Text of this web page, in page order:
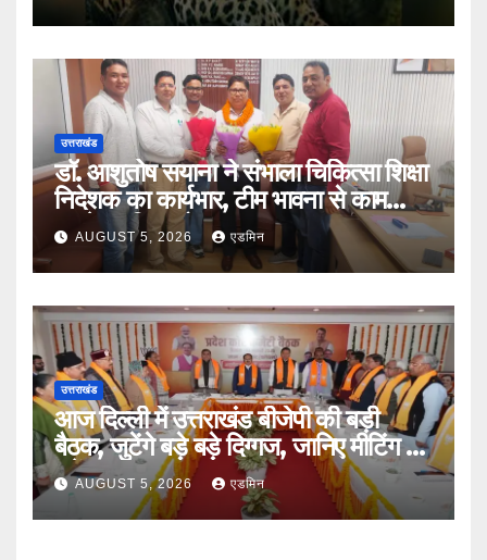
उत्तराखंड
डॉ. आशुतोष सयाना ने संभाला चिकित्सा शिक्षा
निदेशक का कार्यभार, टीम भावना से काम
करने पर दिया जोर
AUGUST 5, 2026 एडमिन
उत्तराखंड
आज दिल्ली में उत्तराखंड बीजेपी की बड़ी
बैठक, जुटेंगे बड़े बड़े दिग्गज, जानिए मीटिंग का
एजेंडा
AUGUST 5, 2026 एडमिन